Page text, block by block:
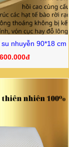
nhuyễn 90*18 cm
600.000đ